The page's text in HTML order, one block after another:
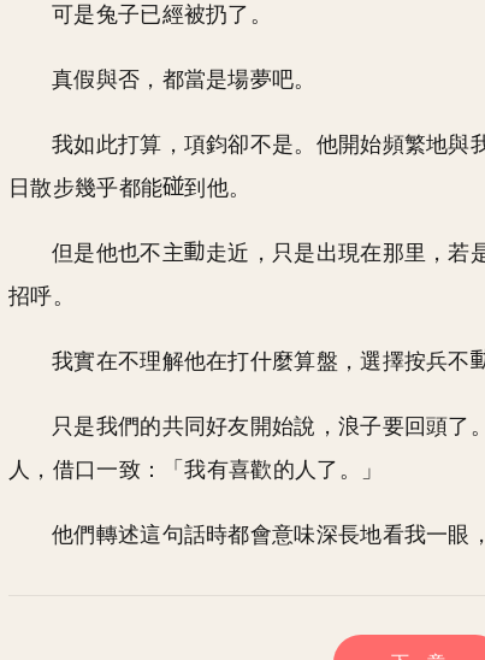
可是兔子已經被扔了。
真假與否，都當是場夢吧。
我如此打算，項鈞卻不是。他開始頻繁地與
日散步幾乎都能
到他。
但是他也不主 走近，只是出現在那里，若
招呼。
我實在不理解他在打什麼算盤，選擇按兵不
只是我們的共同好友開始說，浪子要回頭了
人，借口一致：「我有喜歡的人了。」
他們轉述這句話時都會意味深長地看我一眼